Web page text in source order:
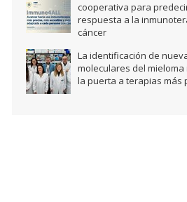
cooperativa para
respuesta a la
cáncer
La identificación de
moleculares del
la puerta a terapias más